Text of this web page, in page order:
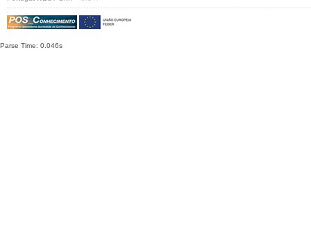
Parse Time: 0.046s